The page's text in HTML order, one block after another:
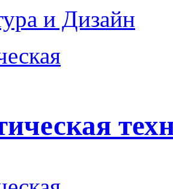
и Дизайн